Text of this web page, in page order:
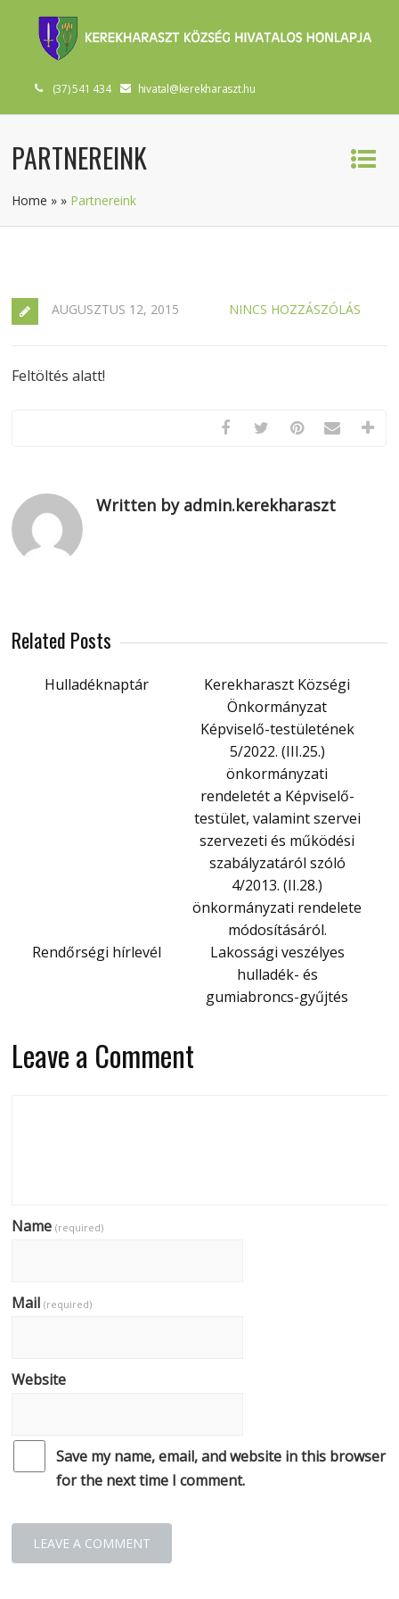
(37) 541 434 hivatal@kerekharaszt.hu
PARTNEREINK
Home » » Partnereink
AUGUSZTUS 12, 2015 NINCS HOZZÁSZÓLÁS
Feltöltés alatt!
Written by admin.kerekharaszt
Related Posts
Hulladéknaptár
Kerekharaszt Községi
Önkormányzat
Képviselő-testületének
5/2022. (III.25.)
önkormányzati
rendeletét a Képviselő-
testület, valamint szervei
szervezeti és működési
szabályzatáról szóló
4/2013. (II.28.)
önkormányzati rendelete
módosításáról.
Rendőrségi hírlevél
Lakossági veszélyes
hulladék- és
gumiabroncs-gyűjtés
Leave a Comment
Name(required)
Mail(required)
Website
Save my name, email, and website in this browser
for the next time I comment.